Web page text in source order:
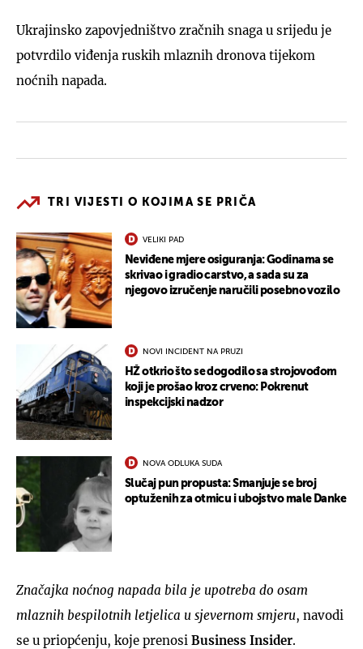
Ukrajinsko zapovjedništvo zračnih snaga u srijedu je
potvrdilo viđenja ruskih mlaznih dronova tijekom
noćnih napada.
TRI VIJESTI O KOJIMA SE PRIČA
VELIKI PAD
Neviđene mjere osiguranja: Godinama se
skrivao i gradio carstvo, a sada su za
njegovo izručenje naručili posebno vozilo
NOVI INCIDENT NA PRUZI
HŽ otkrio što se dogodilo sa strojovođom
koji je prošao kroz crveno: Pokrenut
inspekcijski nadzor
NOVA ODLUKA SUDA
Slučaj pun propusta: Smanjuje se broj
optuženih za otmicu i ubojstvo male Danke
Značajka noćnog napada bila je upotreba do osam
mlaznih bespilotnih letjelica u sjevernom smjeru, navodi
se u priopćenju, koje prenosi Business Insider.